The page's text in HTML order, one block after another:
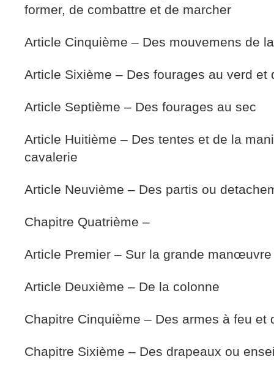
former, de combattre et de marcher
Article Cinquième – Des mouvemens de
Article Sixième – Des fourages au verd et
Article Septième – Des fourages au sec
Article Huitième – Des tentes et de la
cavalerie
Article Neuvième – Des partis ou
Chapitre Quatrième –
Article Premier – Sur la grande manœuvre
Article Deuxième – De la colonne
Chapitre Cinquième – Des armes à feu et
Chapitre Sixième – Des drapeaux ou